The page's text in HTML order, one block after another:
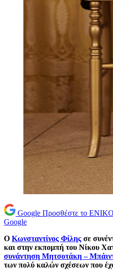
Google Προσθέστε το
Google
Ο Κωνσταντίνος Φίλης σε
και στην εκπομπή του Νίκου
συνάντηση Μητσοτάκη –
των πολύ καλών σχέσεων που